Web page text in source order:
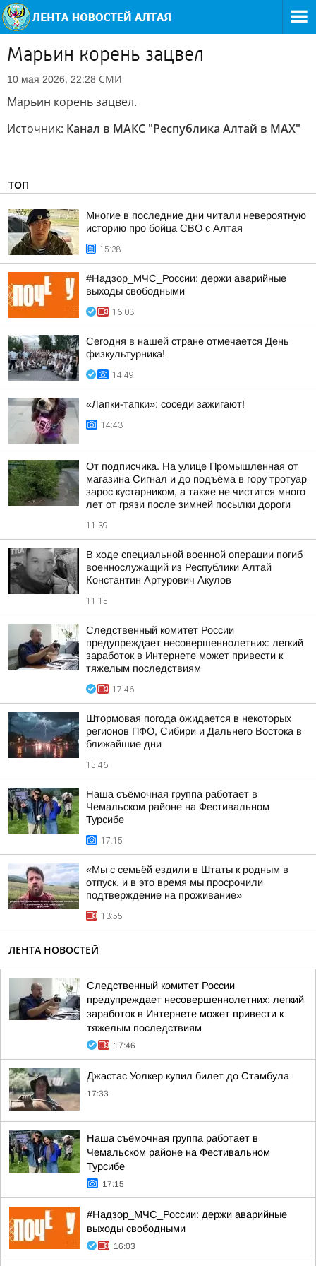
Марьин корень зацвел
10 мая 2026, 22:28 СМИ
Марьин корень зацвел.
Источник: Канал в МАКС "Республика Алтай в МАХ"
ТОП
Многие в последние дни читали невероятную
историю про бойца СВО с Алтая
15:38
#Надзор_МЧС_России: держи аварийные
выходы свободными
16:03
Сегодня в нашей стране отмечается День
физкультурника!
14:49
«Лапки-тапки»: соседи зажигают!
14:43
От подписчика. На улице Промышленная от
магазина Сигнал и до подъёма в гору тротуар
зарос кустарником, а также не чистится много
лет от грязи после зимней посылки дороги
11:39
В ходе специальной военной операции погиб
военнослужащий из Республики Алтай
Константин Артурович Акулов
11:15
Следственный комитет России
предупреждает несовершеннолетних: легкий
заработок в Интернете может привести к
тяжелым последствиям
17:46
Штормовая погода ожидается в некоторых
регионов ПФО, Сибири и Дальнего Востока в
ближайшие дни
15:46
Наша съёмочная группа работает в
Чемальском районе на Фестивальном
Турсибе
17:15
«Мы с семьёй ездили в Штаты к родным в
отпуск, и в это время мы просрочили
подтверждение на проживание»
13:55
ЛЕНТА НОВОСТЕЙ
Следственный комитет России
предупреждает несовершеннолетних: легкий
заработок в Интернете может привести к
тяжелым последствиям
17:46
Джастас Уолкер купил билет до Стамбула
17:33
Наша съёмочная группа работает в
Чемальском районе на Фестивальном
Турсибе
17:15
#Надзор_МЧС_России: держи аварийные
выходы свободными
16:03